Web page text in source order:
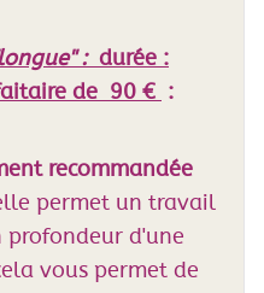
:durée :
de 90 €
:
recommandée
permet un travail
d'une
vous permet de